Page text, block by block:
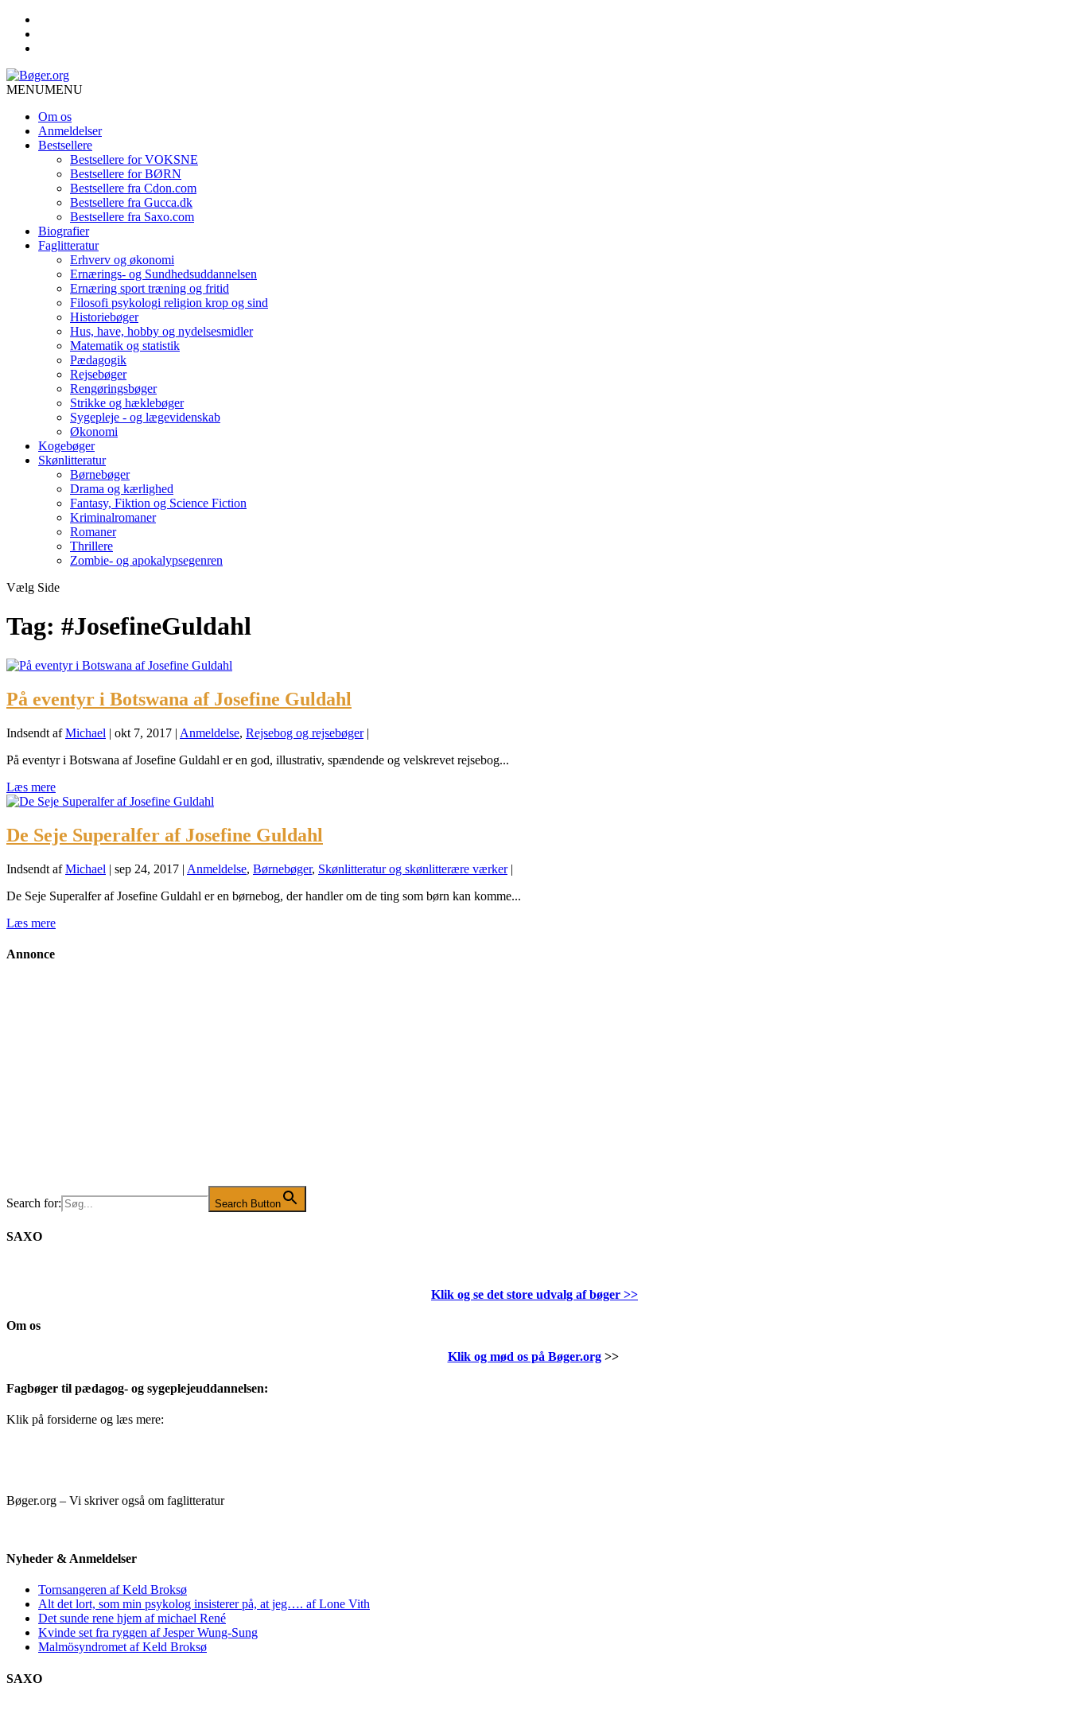
MENUMENU
Om os
Anmeldelser
Bestsellere
Bestsellere for VOKSNE
Bestsellere for BØRN
Bestsellere fra Cdon.com
Bestsellere fra Gucca.dk
Bestsellere fra Saxo.com
Biografier
Faglitteratur
Erhverv og økonomi
Ernærings- og Sundhedsuddannelsen
Ernæring sport træning og fritid
Filosofi psykologi religion krop og sind
Historiebøger
Hus, have, hobby og nydelsesmidler
Matematik og statistik
Pædagogik
Rejsebøger
Rengøringsbøger
Strikke og hæklebøger
Sygepleje - og lægevidenskab
Økonomi
Kogebøger
Skønlitteratur
Børnebøger
Drama og kærlighed
Fantasy, Fiktion og Science Fiction
Kriminalromaner
Romaner
Thrillere
Zombie- og apokalypsegenren
Vælg Side
Tag: #JosefineGuldahl
På eventyr i Botswana af Josefine Guldahl
Indsendt afMichael | okt 7, 2017 | Anmeldelse, Rejsebog og rejsebøger|
På eventyr i Botswana af Josefine Guldahl er en god, illustrativ, spændende og velskrevet rejsebog...
Læs mere
De Seje Superalfer af Josefine Guldahl
Indsendt afMichael | sep 24, 2017 | Anmeldelse, Børnebøger, Skønlitteratur og skønlitterære værker|
De Seje Superalfer af Josefine Guldahl er en børnebog, der handler om de ting som børn kan komme...
Læs mere
Annonce
Search for: Search Button
SAXO
Klik og se det store udvalg af bøger >>
Om os
Klik og mød os på Bøger.org>>
Fagbøger til pædagog- og sygeplejeuddannelsen:
Klik på forsiderne og læs mere:
Bøger.org – Vi skriver også om faglitteratur
Nyheder & Anmeldelser
Tornsangeren af Keld Broksø
Alt det lort, som min psykolog insisterer på, at jeg…. af Lone Vith
Det sunde rene hjem af michael René
Kvinde set fra ryggen af Jesper Wung-Sung
Malmösyndromet af Keld Broksø
SAXO